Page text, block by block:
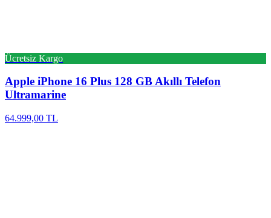
Ücretsiz Kargo
Apple iPhone 16 Plus 128 GB Akıllı Telefon
Ultramarine
64.999,00 TL